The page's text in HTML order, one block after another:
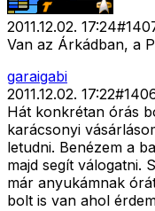
2011.12.02. 17:24#
Van az Árkádban, a
garaigabi
2011.12.02. 17:22#
Hát konkrétan órás
karácsonyi
letudni. Benézem a
majd segít válogatni.
már anyukámnak
bolt is van ahol